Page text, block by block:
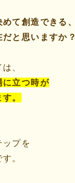
て創造できる、
と思いますか？
、
に立つ時が
。
プを
。